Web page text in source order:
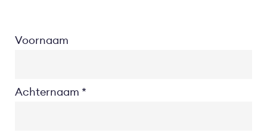
Voornaam
Achternaam